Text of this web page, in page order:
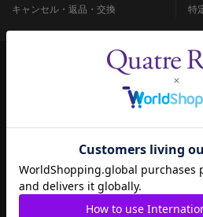
キャンセル・返品・交換
特